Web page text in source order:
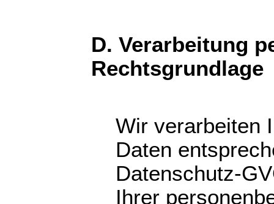
D. Verarbeitung
Rechtsgrundlage
Wir verarbeiten
Daten
Datenschutz-
Ihrer